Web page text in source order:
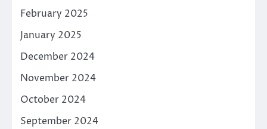
February 2025
January 2025
December 2024
November 2024
October 2024
September 2024